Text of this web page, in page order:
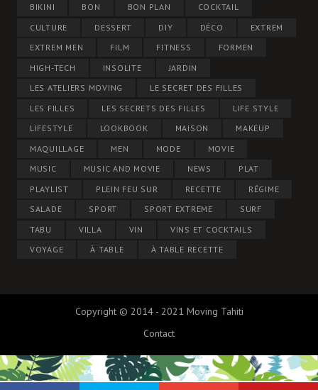
BIKINI
BON BON PLAN
COCKTAIL
CULTURE
DESSERT DIY DÉCO
EXTREM
EXTREM MEN
FILM FITNESS
FORMEN
HIGH-TECH
INSOLITE
JARDIN
LES ATELIERS MOVING
LE SECRET DES FILLES
LES FILLES
LES SECRETS DES FILLES
LIFE STYLE
LIFESTYLE
LOOKBOOK MAISON
MAKEUP
MAQUILLAGE
MEN MODE
MOVIE
MUSIC
MUSIC AND MOVIE NEWS
PLAT
PLAYLIST
PLEIN FEU SUR RECETTE
RÉGIME
SALADE
SPORT SPORT EXTREME
SURF
TABU
VILLA VIN
VINS ET COCKTAILS
VOYAGE
À TABLE À TABLE RECETTE
Copyright © 2014 - 2021 Moving Tahiti
Contact